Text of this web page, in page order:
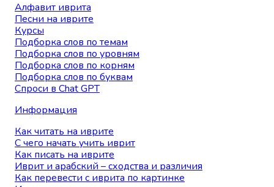
Алфавит иврита
Песни на иврите
Курсы
Подборка слов по темам
Подборка слов по уровням
Подборка слов по корням
Подборка слов по буквам
Спроси в Chat GPT
Информация
Как читать на иврите
С чего начать учить иврит
Как писать на иврите
Иврит и арабский – сходства и различия
Как перевести с иврита по картинке